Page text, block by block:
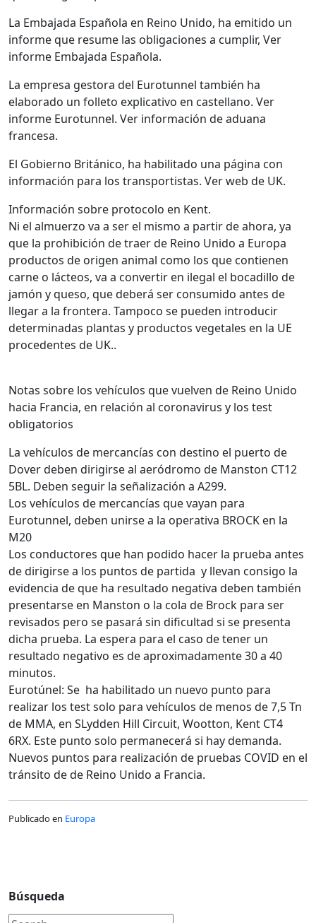
La Embajada Española en Reino Unido, ha emitido un
informe que resume las obligaciones a cumplir, Ver
informe Embajada Española.
La empresa gestora del Eurotunnel también ha
elaborado un folleto explicativo en castellano. Ver
informe Eurotunnel. Ver información de aduana
francesa.
El Gobierno Británico, ha habilitado una página con
información para los transportistas. Ver web de UK.
Información sobre protocolo en Kent.
Ni el almuerzo va a ser el mismo a partir de ahora, ya
que la prohibición de traer de Reino Unido a Europa
productos de origen animal como los que contienen
carne o lácteos, va a convertir en ilegal el bocadillo de
jamón y queso, que deberá ser consumido antes de
llegar a la frontera. Tampoco se pueden introducir
determinadas plantas y productos vegetales en la UE
procedentes de UK..
Notas sobre los vehículos que vuelven de Reino Unido
hacia Francia, en relación al coronavirus y los test
obligatorios
La vehículos de mercancías con destino el puerto de
Dover deben dirigirse al aeródromo de Manston CT12
5BL. Deben seguir la señalización a A299.
Los vehículos de mercancías que vayan para
Eurotunnel, deben unirse a la operativa BROCK en la
M20
Los conductores que han podido hacer la prueba antes
de dirigirse a los puntos de partida y llevan consigo la
evidencia de que ha resultado negativa deben también
presentarse en Manston o la cola de Brock para ser
revisados pero se pasará sin dificultad si se presenta
dicha prueba. La espera para el caso de tener un
resultado negativo es de aproximadamente 30 a 40
minutos.
Eurotúnel: Se ha habilitado un nuevo punto para
realizar los test solo para vehículos de menos de 7,5 Tn
de MMA, en SLydden Hill Circuit, Wootton, Kent CT4
6RX. Este punto solo permanecerá si hay demanda.
Nuevos puntos para realización de pruebas COVID en el
tránsito de de Reino Unido a Francia.
Publicado en Europa
Búsqueda